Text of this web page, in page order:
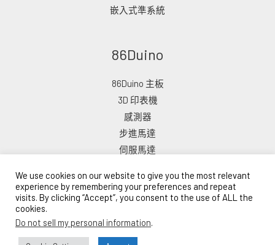
嵌入式準系統
86Duino
86Duino 主板
3D 印表機
感測器
步進馬達
伺服馬達
We use cookies on our website to give you the most relevant
experience by remembering your preferences and repeat
visits. By clicking “Accept”, you consent to the use of ALL the
cookies.
Do not sell my personal information.